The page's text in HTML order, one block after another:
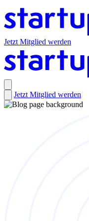
Jetzt Mitglied werden
Jetzt Mitglied werden